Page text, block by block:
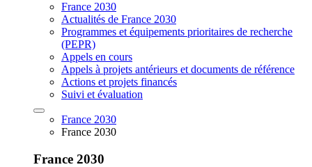
France 2030
Actualités de France 2030
Programmes et équipements prioritaires de recherche
(PEPR)
Appels en cours
Appels à projets antérieurs et documents de référence
Actions et projets financés
Suivi et évaluation
France 2030
France 2030
France 2030